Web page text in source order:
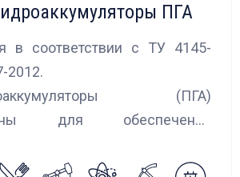
ПГА
в соответствии с ТУ 4145-
2012.
(ПГА)
для обеспечения
жидкости, возникающих в